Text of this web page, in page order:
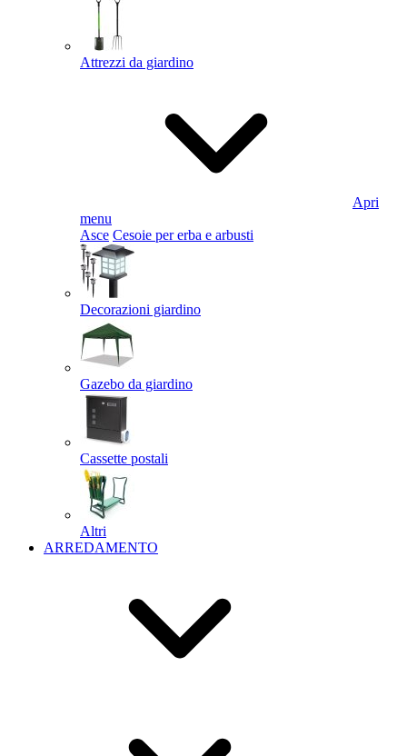
Attrezzi da giardino
Apri
menu
Asce Cesoie per erba e arbusti
Decorazioni giardino
Gazebo da giardino
Cassette postali
Altri
ARREDAMENTO